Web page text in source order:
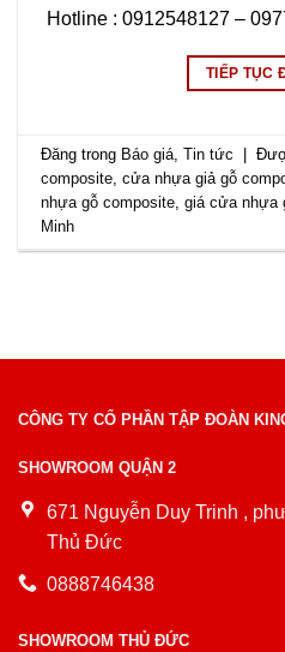
Hotline : 0912548127 –
TIẾP TỤC
Đăng trong Báo giá ,Tin tức
composite ,cửa nhựa giả gỗ
nhựa gỗ composite ,giá cửa nhựa
Minh
CÔNG TY CỔ PHẦN TẬP ĐOÀN
SHOWROOM QUẬN 2
671 Nguyễn Duy Trinh ,
Thủ Đức
0888746438
SHOWROOM THỦ ĐỨC